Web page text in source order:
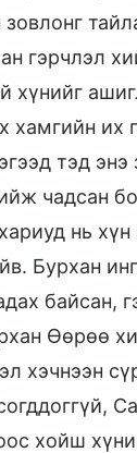
гэрчлэл
хүнийг
хамгийн их
тэд
чадсан
нь хүн
Бурхан
байсан,
Өөрөө
хэчнээн
хойш